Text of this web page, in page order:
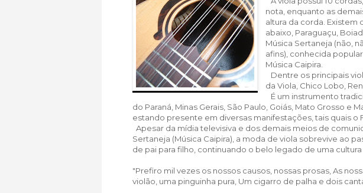
nota, enquanto as
altura da corda. Existem
abaixo, Paraguaçu,
Música Sertaneja (não,
afins), conhecida
Música Caipira.
Dentre os principais
da Viola, Chico Lobo,
É um instrumento
do Paraná, Minas Gerais, São Paulo, Goiás, Mato Grosso e
estando presente em diversas manifestações, tais quais o
Apesar da mídia televisiva e dos demais meios de
Sertaneja (Música Caipira), a moda de viola sobrevive ao
de pai para filho, continuando o belo legado de uma cultura
"Prefiro mil vezes os nossos causos, nossas prosas, As
violão, uma pinguinha pura, Um cigarro de palha e dois